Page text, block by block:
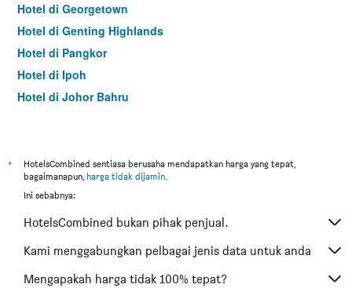
Hotel di Georgetown
Hotel di Genting Highlands
Hotel di Pangkor
Hotel di Ipoh
Hotel di Johor Bahru
Hotel di Kuching
Hotel di Tokyo
Hotel di Bangkok
Hotel di Putrajaya
Hotel di Shah Alam
*
HotelsCombined sentiasa berusaha mendapatkan harga yang tepat,
bagaimanapun, harga tidak dijamin.
Ini sebabnya:
HotelsCombined bukan pihak penjual.
Kami menggabungkan pelbagai jenis data untuk anda
Mengapakah harga tidak 100% tepat?